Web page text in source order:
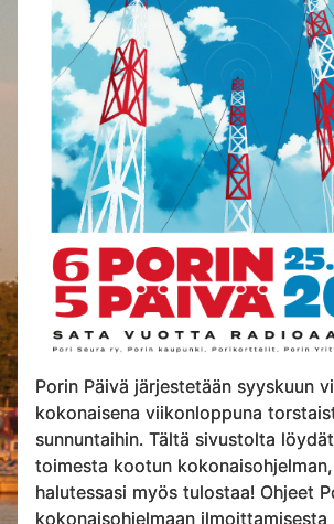
Porin Päivä järjestetään syyskuun
kokonaisena viikonloppuna
sunnuntaihin. Tältä sivustolta
toimesta kootun
halutessasi myös tulostaa! Ohjeet
kokonaisohjelmaan